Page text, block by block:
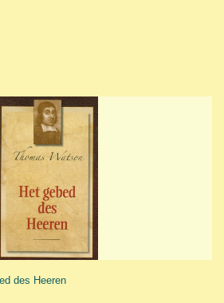
des Heeren